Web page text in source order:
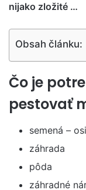
nijako zložité …
Obsah článku:
Čo je
pestovať
semená –
záhrada
pôda
záhradné